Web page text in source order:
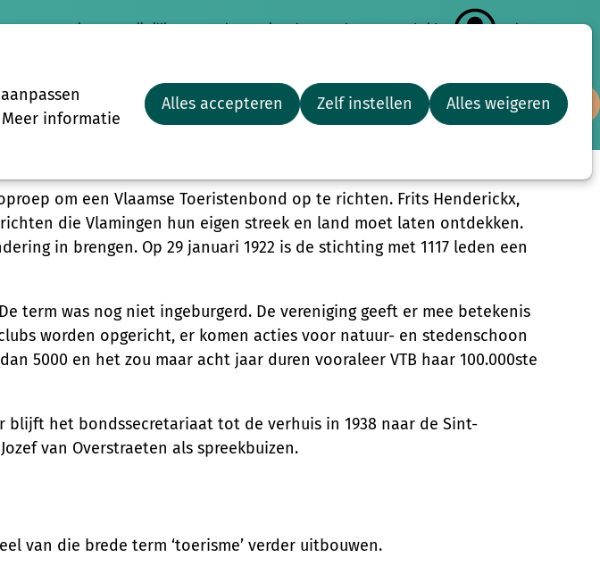
informatie
Alles accepteren Zelf instellen Alles weigeren
Meer Start-to-Cultuur Blijf op de hoogte Adopteer een stoel
Nieuws Vrijwilligersportaal Wat is Cultuursmakers? Word Lid Inloggen
om een Vlaamse Toeristenbond op te richten. Frits Henderickx,
die Vlamingen hun eigen streek en land moet laten ontdekken.
in brengen. Op 29 januari 1922 is de stichting met 1117 leden een
term was nog niet ingeburgerd. De vereniging geeft er mee betekenis
worden opgericht, er komen acties voor natuur- en stedenschoon
5000 en het zou maar acht jaar duren vooraleer VTB haar 100.000ste
blijft het bondssecretariaat tot de verhuis in 1938 naar de Sint-
van Overstraeten als spreekbuizen.
van die brede term ‘toerisme’ verder uitbouwen.